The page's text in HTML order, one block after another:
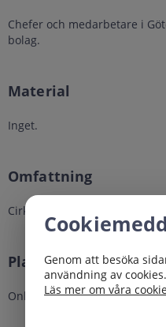
Chefer och medarbetare i
bolag.
Material
Inget.
Omfattning
Cirka 30 minuter.
Plats
Online
Genom att besöka
användning av cookies.
Läs mer om våra